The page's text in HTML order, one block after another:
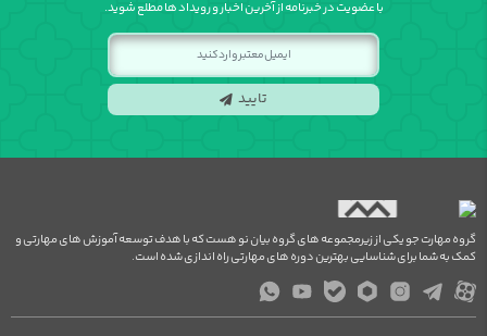
با عضویت در خبرنامه از آخرین اخبار و رویداد ها مطلع شوید.
تایید
گروه مهارت جو یکی از زیرمجموعه های گروه بیان نو هست که با هدف توسعه آموزش های مهارتی و
کمک به شما برای شناسایی بهترین دوره های مهارتی راه اندازی شده است.